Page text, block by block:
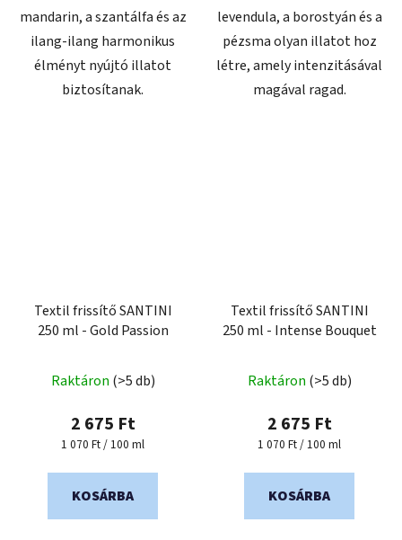
mandarin, a szantálfa és az
ilang-ilang harmonikus
élményt nyújtó illatot
biztosítanak.
levendula, a borostyán és a
pézsma olyan illatot hoz
létre, amely intenzitásával
magával ragad.
Textil frissítő SANTINI
250 ml - Gold Passion
Raktáron (>5 db)
2 675 Ft
Egységár:
1 070 Ft / 100 ml
KOSÁRBA
Textil frissítő SANTINI
250 ml - Intense Bouquet
Raktáron (>5 db)
2 675 Ft
Egységár:
1 070 Ft / 100 ml
KOSÁRBA